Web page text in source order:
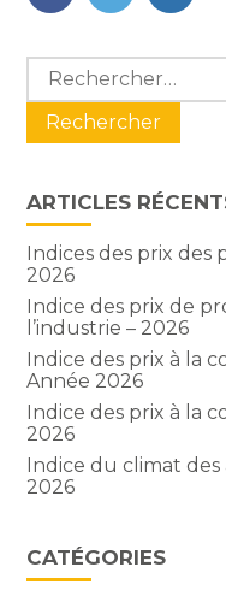
FaceBook
Twitter
Blog
sidebar
Rechercher :
ARTICLES
Indices des prix des
2026
Indice des prix de
l’industrie – 2026
Indice des prix à la
Année 2026
Indice des prix à la
2026
Indice du climat
2026
CATÉGORIES